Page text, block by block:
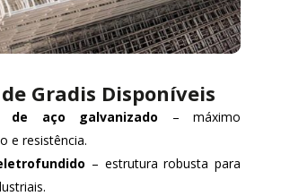
Gradis Disponíveis
de aço galvanizado – máximo
e resistência.
– estrutura robusta para